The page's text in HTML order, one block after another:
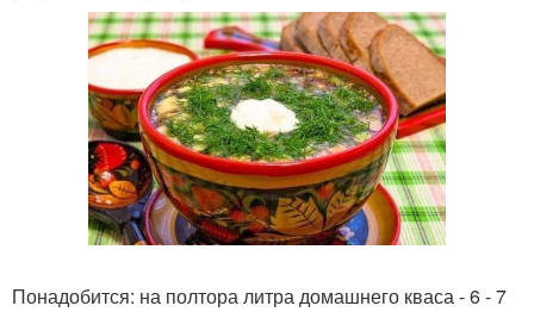
Понадобится: на полтора литра домашнего кваса - 6 - 7